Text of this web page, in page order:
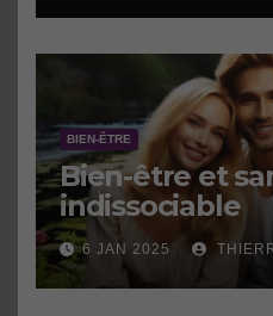
BIEN-ÊTRE
Bien-être et
indissociable
6 JAN 2025